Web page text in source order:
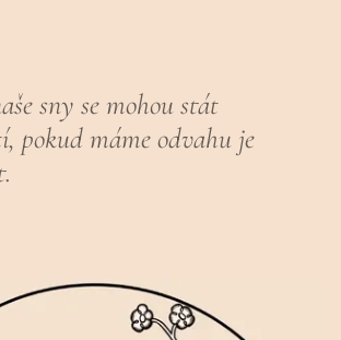
sny se mohou stát
pokud máme odvahu je